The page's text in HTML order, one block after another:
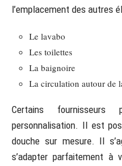
l’emplacement des autres
Le lavabo
Les toilettes
La baignoire
La circulation autour de
Certains
personnalisation. Il est
douche sur mesure. Il
s’adapter parfaitement à